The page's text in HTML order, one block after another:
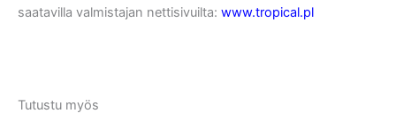
saatavilla valmistajan nettisivuilta: www.tropical.pl
Tutustu myös